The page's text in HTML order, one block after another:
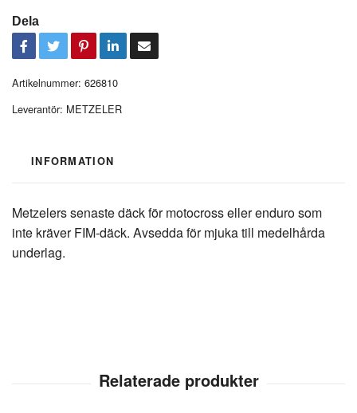
Dela
Artikelnummer: 626810
Leverantör: METZELER
INFORMATION
Metzelers senaste däck för motocross eller enduro som
inte kräver FIM-däck. Avsedda för mjuka till medelhårda
underlag.